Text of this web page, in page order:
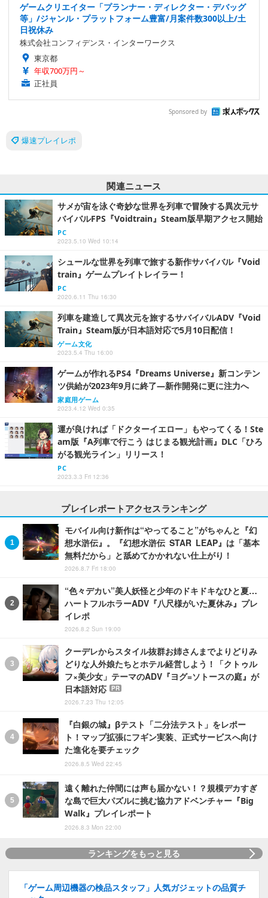
ゲームクリエイター「プランナー・ディレクター・デバッグ
等」/ジャンル・プラットフォーム豊富/月案件数300以上/土
日祝休み
株式会社コンフィデンス・インターワークス
東京都
年収700万円～
正社員
Sponsored by
爆速プレイレポ
関連ニュース
サメが宙を泳ぐ奇妙な世界を列車で冒険する異次元サ
バイバルFPS『Voidtrain』Steam版早期アクセス開始
PC
2023.5.10 Wed 10:14
シュールな世界を列車で旅する新作サバイバル『Void
train』ゲームプレイトレイラー！
PC
2020.6.11 Thu 16:30
列車を建造して異次元を旅するサバイバルADV『Void
Train』Steam版が日本語対応で5月10日配信！
ゲーム文化
2023.5.4 Thu 16:00
ゲームが作れるPS4『Dreams Universe』新コンテン
ツ供給が2023年9月に終了―新作開発に更に注力へ
家庭用ゲーム
2023.4.12 Wed 0:35
運が良ければ「ドクターイエロー」もやってくる！Ste
am版『A列車で行こう はじまる観光計画』DLC「ひろ
がる観光ライン」リリース！
PC
2023.3.3 Fri 12:36
プレイレポートアクセスランキング
モバイル向け新作は“やってること”がちゃんと『幻
想水滸伝』。『幻想水滸伝 STAR LEAP』は「基本
無料だから」と舐めてかかれない仕上がり！
2026.8.7 Fri 18:00
“色々デカい”美人妖怪と少年のドキドキなひと夏…
ハートフルホラーADV『八尺様がいた夏休み』プレ
イレポ
2026.8.2 Sun 19:00
クーデレからスタイル抜群お姉さんまでよりどりみ
どりな人外娘たちとホテル経営しよう！「クトゥル
フ×美少女」テーマのADV『ヨグ=ソトースの庭』が
日本語対応
PR
2026.7.23 Thu 12:05
『白銀の城』βテスト「二分法テスト」をレポー
ト！マップ拡張にフギン実装、正式サービスへ向け
た進化を要チェック
2026.8.5 Wed 22:45
遠く離れた仲間には声も届かない！？規模デカすぎ
な島で巨大パズルに挑む協力アドベンチャー『Big
Walk』プレイレポート
2026.8.3 Mon 22:00
ランキングをもっと見る
「ゲーム周辺機器の検品スタッフ」人気ガジェットの品質チ